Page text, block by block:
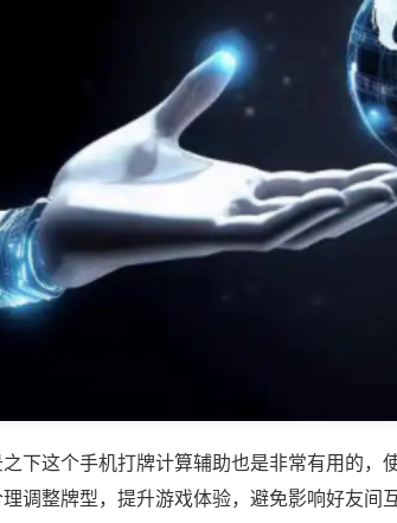
下这个手机打牌计算辅助也是非常有用的，
调整牌型，提升游戏体验，避免影响好友间互